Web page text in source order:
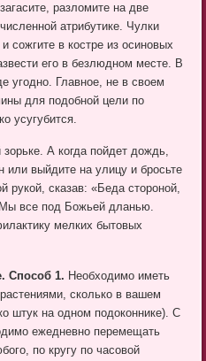
разломите на две
атрибутике. Чулки
сожгите в костре из осиновых
его в безлюдном месте. В
угодно. Главное, не в своем
для подобной цели по
усугубится.
А когда пойдет дождь,
или выйдите на улицу и бросьте
рукой, сказав: «Беда стороной,
все под Божьей дланью.
мелких бытовых
Способ 1. Необходимо иметь
сколько в вашем
штук на одном подоконнике). С
ежедневно перемещать
по кругу по часовой